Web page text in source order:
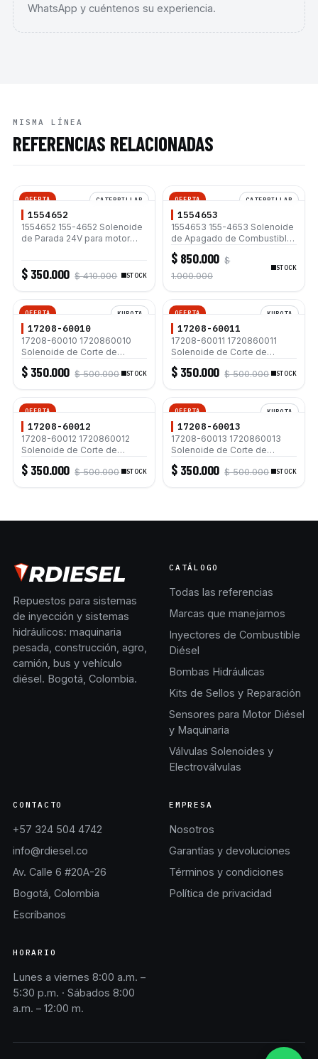
WhatsApp y cuéntenos su experiencia.
MISMA LÍNEA
REFERENCIAS RELACIONADAS
OFERTA CATERPILLAR
1554652
1554652 155-4652 Solenoide
de Parada 24V para motor
$ 350.000 $ 410.000 STOCK
OFERTA CATERPILLAR
1554653
1554653 155-4653 Solenoide
de Apagado de Combustible
para Caterpillar 330 330-A
330B 12G 12H 140G 140H
$ 850.000 $
1.000.000
STOCK
OFERTA KUBOTA
17208-60010
17208-60010 1720860010
Solenoide de Corte de
Combustible 12V para Motor
Kubota D905 D1005 D1105
$ 350.000 $ 500.000 STOCK
OFERTA KUBOTA
17208-60011
17208-60011 1720860011
Solenoide de Corte de
Combustible 12V para Motor
Kubota D905 D1005 D1105
$ 350.000 $ 500.000 STOCK
OFERTA
17208-60012
17208-60012 1720860012
Solenoide de Corte de
Combustible 12V para Motor
Kubota D905 D1005 D1105
$ 350.000 $ 500.000 STOCK
OFERTA KUBOTA
17208-60013
17208-60013 1720860013
Solenoide de Corte de
Combustible 12V para Motor
Kubota D905 D1005 D1105
$ 350.000 $ 500.000 STOCK
Repuestos para sistemas
de inyección y sistemas
hidráulicos: maquinaria
pesada, construcción, agro,
camión, bus y vehículo
diésel. Bogotá, Colombia.
CATÁLOGO
Todas las referencias
Marcas que manejamos
Inyectores de Combustible
Diésel
Bombas Hidráulicas
Kits de Sellos y Reparación
Sensores para Motor Diésel
y Maquinaria
Válvulas Solenoides y
Electroválvulas
CONTACTO
+57 324 504 4742
info@rdiesel.co
Av. Calle 6 #20A-26
Bogotá, Colombia
Escríbanos
EMPRESA
Nosotros
Garantías y devoluciones
Términos y condiciones
Política de privacidad
HORARIO
Lunes a viernes 8:00 a.m. –
5:30 p.m. · Sábados 8:00
a.m. – 12:00 m.